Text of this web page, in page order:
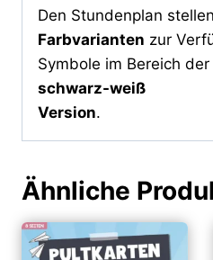
Den Stundenplan
Farbvarianten zur
Symbole im Bereich
schwarz-weiß
Version.
Ähnliche